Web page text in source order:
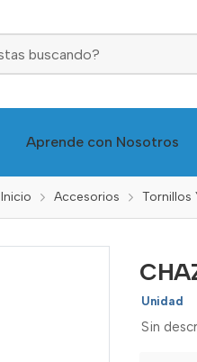
Aprende con Nosotros
Inicio Accesorios Tornillos
Unidad
Sin